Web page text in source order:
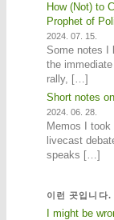
How (Not) to
Prophet of
2024. 07. 15.
Some notes I
the
rally, […]
Short notes
2024. 06. 28.
Memos I
livecast
speaks […]
이런 곳입니다.
I might be